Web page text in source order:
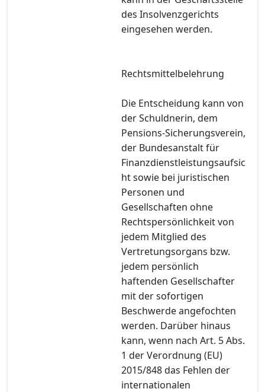
des Insolvenzgerichts
eingesehen werden.
Rechtsmittelbelehrung
Die Entscheidung kann von
der Schuldnerin, dem
Pensions-Sicherungsverein,
der Bundesanstalt für
Finanzdienstleistungsaufsic
ht sowie bei juristischen
Personen und
Gesellschaften ohne
Rechtspersönlichkeit von
jedem Mitglied des
Vertretungsorgans bzw.
jedem persönlich
haftenden Gesellschafter
mit der sofortigen
Beschwerde angefochten
werden. Darüber hinaus
kann, wenn nach Art. 5 Abs.
1 der Verordnung (EU)
2015/848 das Fehlen der
internationalen